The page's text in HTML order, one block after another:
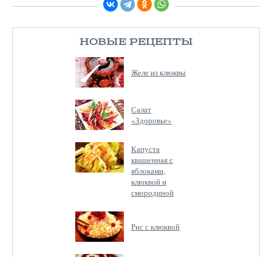
НОВЫЕ РЕЦЕПТЫ
Желе из клюквы
Салат
«Здоровье»
Капуста
квашенная с
яблоками,
клюквой и
смородиной
Рис с клюквой